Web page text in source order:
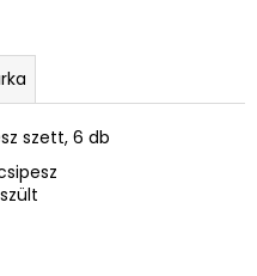
szett, 6 db